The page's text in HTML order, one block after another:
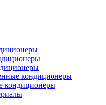
кондиционеры
кондиционеры